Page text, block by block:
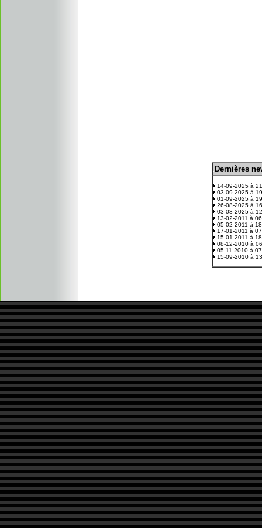
Dernières
14-09-2025 à
03-09-2025 à
01-09-2025 à
26-08-2025 à
03-08-2025 à
13-02-2011 à
05-02-2011 à
17-01-2011 à
15-01-2011 à
08-12-2010 à
05-11-2010 à
15-09-2010 à